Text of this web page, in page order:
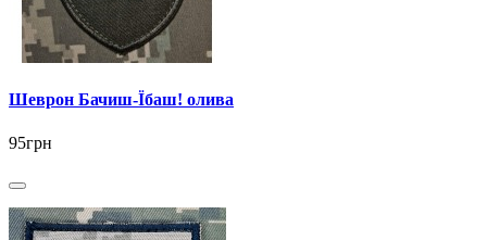
Шеврон Бачиш-Їбаш! олива
95грн